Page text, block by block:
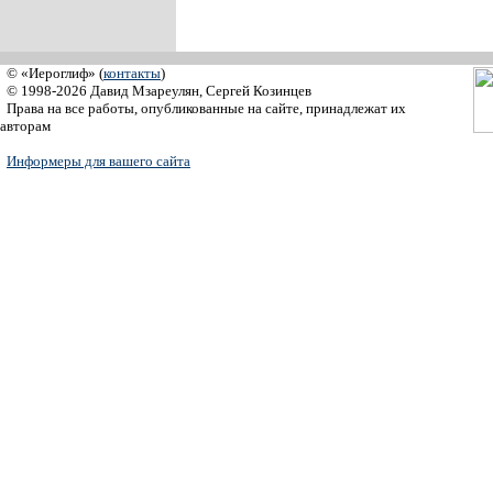
© «Иероглиф» (контакты)
© 1998-2026 Давид Мзареулян, Сергей Козинцев
Права на все работы, опубликованные на сайте, принадлежат их
авторам
Информеры для вашего сайта